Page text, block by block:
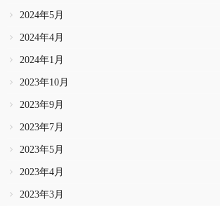
2024年5月
2024年4月
2024年1月
2023年10月
2023年9月
2023年7月
2023年5月
2023年4月
2023年3月